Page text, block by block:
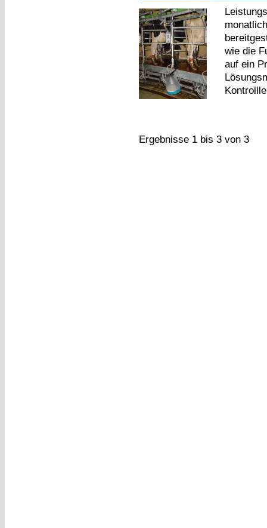
wie die
auf ein
Ergebnisse 1 bis 3 von 3